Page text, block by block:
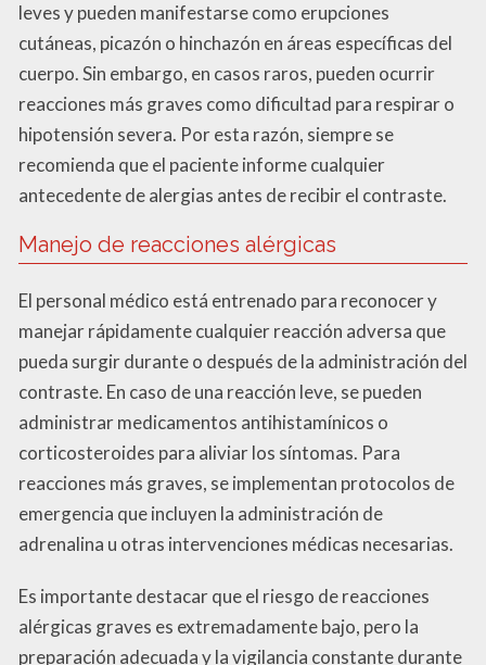
leves y pueden manifestarse como erupciones
cutáneas, picazón o hinchazón en áreas específicas del
cuerpo. Sin embargo, en casos raros, pueden ocurrir
reacciones más graves como dificultad para respirar o
hipotensión severa. Por esta razón, siempre se
recomienda que el paciente informe cualquier
antecedente de alergias antes de recibir el contraste.
Manejo de reacciones alérgicas
El personal médico está entrenado para reconocer y
manejar rápidamente cualquier reacción adversa que
pueda surgir durante o después de la administración del
contraste. En caso de una reacción leve, se pueden
administrar medicamentos antihistamínicos o
corticosteroides para aliviar los síntomas. Para
reacciones más graves, se implementan protocolos de
emergencia que incluyen la administración de
adrenalina u otras intervenciones médicas necesarias.
Es importante destacar que el riesgo de reacciones
alérgicas graves es extremadamente bajo, pero la
preparación adecuada y la vigilancia constante durante